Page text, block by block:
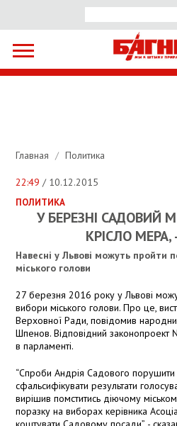
Главная / Политика
22:49 / 10.12.2015
ПОЛИТИКА
У БЕРЕЗНІ САДОВИЙ
КРІСЛО МЕРА,
Навесні у Львові можуть пройти
міського голови
27 березня 2016 року у Львові
вибори міського голови. Про це,
Верховної Ради, повідомив
Шпенов. Відповідний
в парламенті.
“Спроби Андрія Садового порушити
сфальсифікувати результати
вирішив помститись діючому
поразку на виборах керівника